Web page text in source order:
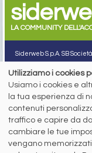
LA COMMUNITY
Siderweb S.p.A. SB
ISSN 2532 -2982
Sede sociale: Flero
T. +39 030 254 00 06
E. info@siderweb.com
Copyright siderweb
Tutti i diritti sono riservati
Privacy policy
Utilizziamo i cookies
Usiamo i cookies e
la tua esperienza di
contenuti
traffico e capire da
cambiare le tue
vengano